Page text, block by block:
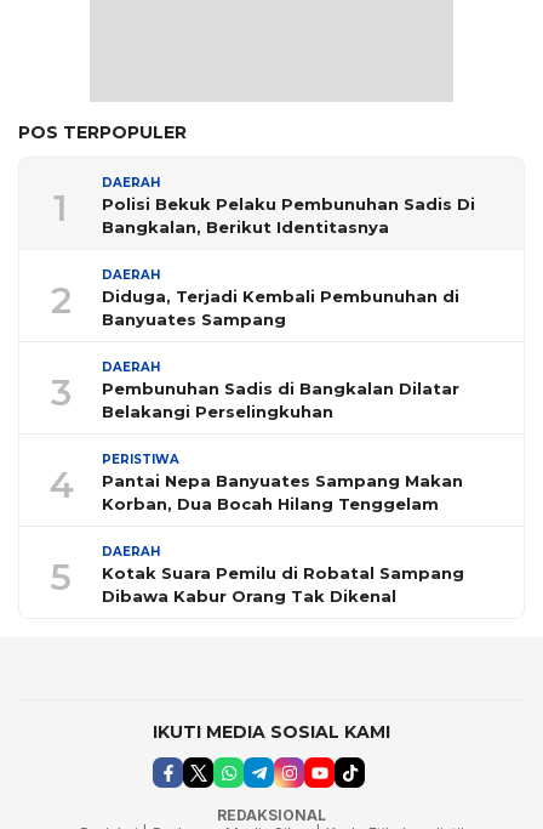
POS TERPOPULER
1
DAERAH
Polisi Bekuk Pelaku Pembunuhan Sadis Di
Bangkalan, Berikut Identitasnya
2
DAERAH
Diduga, Terjadi Kembali Pembunuhan di
Banyuates Sampang
3
DAERAH
Pembunuhan Sadis di Bangkalan Dilatar
Belakangi Perselingkuhan
4
PERISTIWA
Pantai Nepa Banyuates Sampang Makan
Korban, Dua Bocah Hilang Tenggelam
5
DAERAH
Kotak Suara Pemilu di Robatal Sampang
Dibawa Kabur Orang Tak Dikenal
IKUTI MEDIA SOSIAL KAMI
REDAKSIONAL